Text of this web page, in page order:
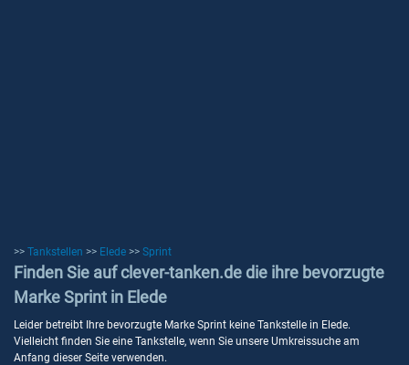
>> Tankstellen >> Elede >> Sprint
Finden Sie auf clever-tanken.de die ihre bevorzugte
Marke Sprint in Elede
Leider betreibt Ihre bevorzugte Marke Sprint keine Tankstelle in Elede.
Vielleicht finden Sie eine Tankstelle, wenn Sie unsere Umkreissuche am
Anfang dieser Seite verwenden.